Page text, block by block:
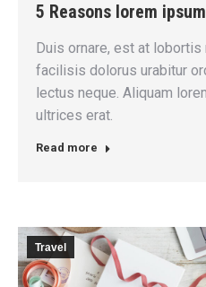
5 Reasons lorem
Duis ornare, est at
facilisis dolorus urabitur
lectus neque. Aliquam
ultrices erat.
Read more
Travel